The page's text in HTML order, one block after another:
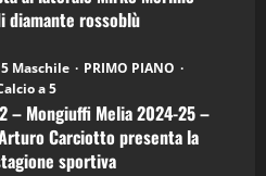
diamante rossoblù
Maschile
PRIMO PIANO
a 5
– Mongiuffi Melia 2024-25 –
Carciotto presenta la
sportiva
in Podcast: 26^ Puntata
07 Aprile 2026)
2026